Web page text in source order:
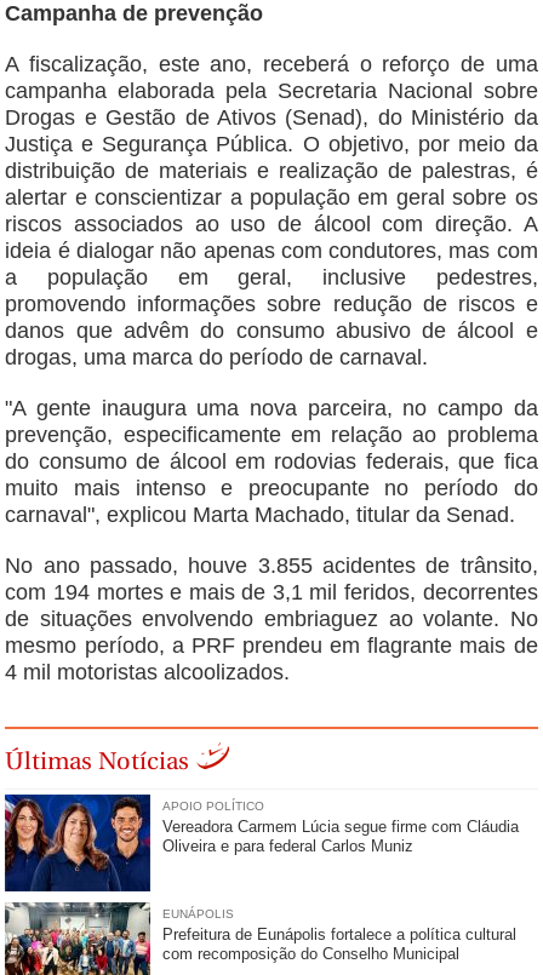
Campanha de prevenção
A fiscalização, este ano, receberá o reforço de uma
campanha elaborada pela Secretaria Nacional sobre
Drogas e Gestão de Ativos (Senad), do Ministério da
Justiça e Segurança Pública. O objetivo, por meio da
distribuição de materiais e realização de palestras, é
alertar e conscientizar a população em geral sobre os
riscos associados ao uso de álcool com direção. A
ideia é dialogar não apenas com condutores, mas com
a população em geral, inclusive pedestres,
promovendo informações sobre redução de riscos e
danos que advêm do consumo abusivo de álcool e
drogas, uma marca do período de carnaval.
"A gente inaugura uma nova parceira, no campo da
prevenção, especificamente em relação ao problema
do consumo de álcool em rodovias federais, que fica
muito mais intenso e preocupante no período do
carnaval", explicou Marta Machado, titular da Senad.
No ano passado, houve 3.855 acidentes de trânsito,
com 194 mortes e mais de 3,1 mil feridos, decorrentes
de situações envolvendo embriaguez ao volante. No
mesmo período, a PRF prendeu em flagrante mais de
4 mil motoristas alcoolizados.
Últimas Notícias
APOIO POLÍTICO
Vereadora Carmem Lúcia segue firme com Cláudia
Oliveira e para federal Carlos Muniz
EUNÁPOLIS
Prefeitura de Eunápolis fortalece a política cultural
com recomposição do Conselho Municipal